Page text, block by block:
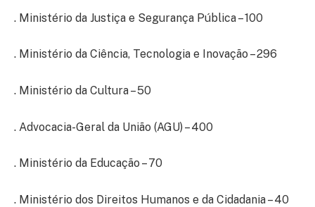
. Ministério da Justiça e Segurança Pública – 100
. Ministério da Ciência, Tecnologia e Inovação – 296
. Ministério da Cultura – 50
. Advocacia-Geral da União (AGU) – 400
. Ministério da Educação – 70
. Ministério dos Direitos Humanos e da Cidadania – 40